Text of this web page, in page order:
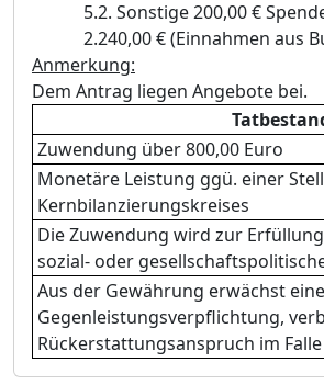
5.2. Sonstige200,00 €
2.240,00 € (Einnahmen aus
Anmerkung:
Dem Antrag liegen Angebote bei.
Zuwendung über 800,00 Euro
Monetäre Leistung ggü. einer
Kernbilanzierungskreises
Die Zuwendung wird zur
sozial- oder
Aus der Gewährung erwächst
Gegenleistungsverpflichtung,
Rückerstattungsanspruch im